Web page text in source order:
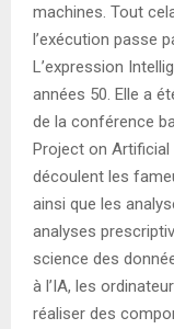
machines. Tout
l’exécution passe
L’expression
années 50. Elle a
de la conférence
Project on Artificial
découlent les
ainsi que les
analyses
science des
à l’IA, les
réaliser des